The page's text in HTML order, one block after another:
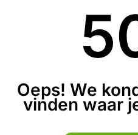
Oeps! We
vinden waar